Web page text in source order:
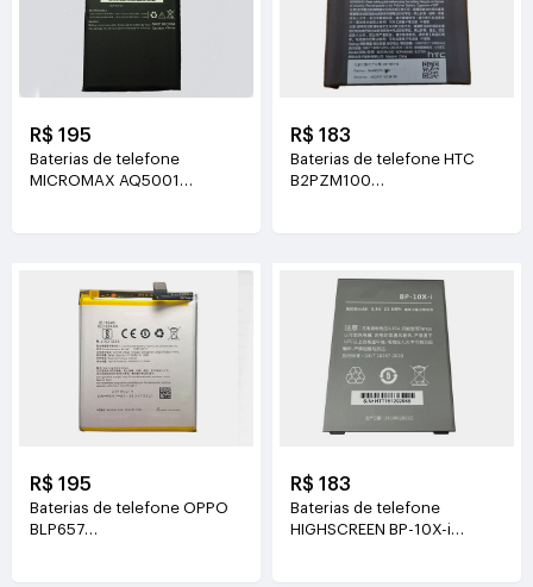
R$ 195
Baterias de telefone
MICROMAX AQ5001
R$ 183
Baterias de telefone HTC
B2PZM100
R$ 195
Baterias de telefone OPPO
BLP657
R$ 183
Baterias de telefone
HIGHSCREEN BP-10X-i